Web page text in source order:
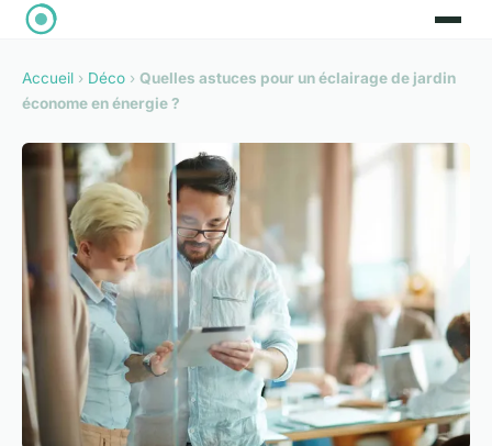
Accueil › Déco › Quelles astuces pour un éclairage de jardin
économe en énergie ?